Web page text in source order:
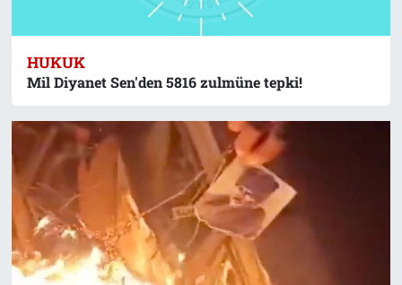
HUKUK
Mil Diyanet Sen'den 5816 zulmüne tepki!